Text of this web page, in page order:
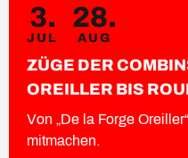
3.
JUL
28.
AUG
ZÜGE DER
OREILLER BIS
Von „De la Forge
mitmachen.